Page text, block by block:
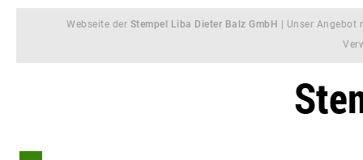
Webseite der Stempel Liba Dieter Balz GmbH
| Unser Angebot